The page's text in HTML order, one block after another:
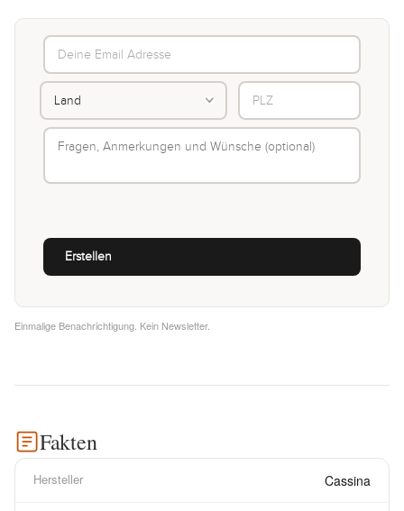
Einmalige Benachrichtigung. Kein Newsletter.
Fakten
Hersteller Cassina